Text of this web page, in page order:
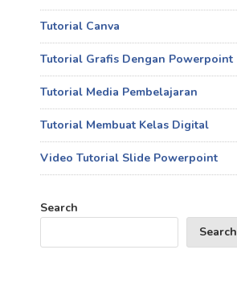
Tutorial Canva
Tutorial Grafis Dengan Powerpoint
Tutorial Media Pembelajaran
Tutorial Membuat Kelas Digital
Video Tutorial Slide Powerpoint
Search
Search